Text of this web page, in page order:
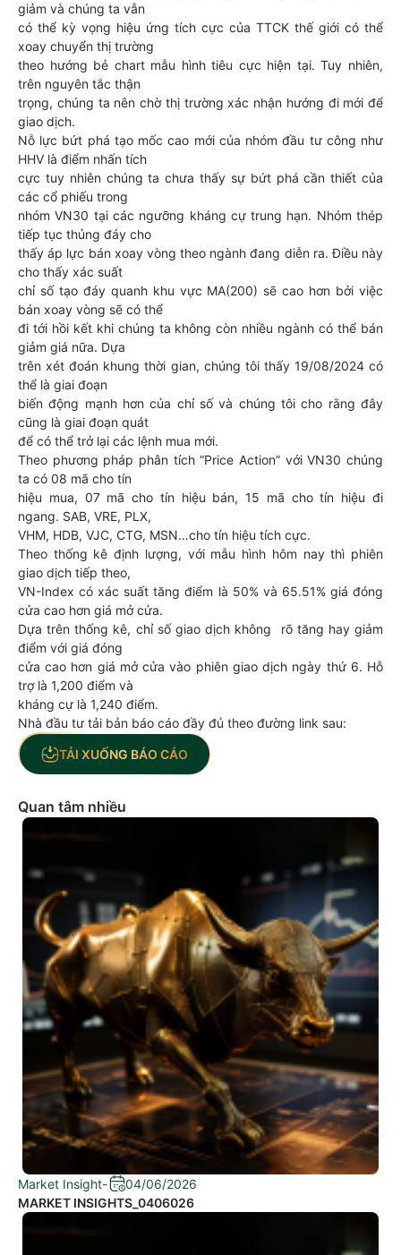
giảm và chúng ta vẫn
có thể kỳ vọng hiệu ứng tích cực của TTCK thế giới có thể
xoay chuyển thị trường
theo hướng bẻ chart mẫu hình tiêu cực hiện tại. Tuy nhiên,
trên nguyên tắc thận
trọng, chúng ta nên chờ thị trường xác nhận hướng đi mới để
giao dịch.
Nỗ lực bứt phá tạo mốc cao mới của nhóm đầu tư công như
HHV là điểm nhấn tích
cực tuy nhiên chúng ta chưa thấy sự bứt phá cần thiết của
các cổ phiếu trong
nhóm VN30 tại các ngưỡng kháng cự trung hạn. Nhóm thép
tiếp tục thủng đáy cho
thấy áp lực bán xoay vòng theo ngành đang diễn ra. Điều này
cho thấy xác suất
chỉ số tạo đáy quanh khu vực MA(200) sẽ cao hơn bởi việc
bán xoay vòng sẽ có thể
đi tới hồi kết khi chúng ta không còn nhiều ngành có thể bán
giảm giá nữa. Dựa
trên xét đoán khung thời gian, chúng tôi thấy 19/08/2024 có
thể là giai đoạn
biến động mạnh hơn của chỉ số và chúng tôi cho rằng đây
cũng là giai đoạn quát
để có thể trở lại các lệnh mua mới.
Theo phương pháp phân tích “Price Action” với VN30 chúng
ta có 08 mã cho tín
hiệu mua, 07 mã cho tín hiệu bán, 15 mã cho tín hiệu đi
ngang. SAB, VRE, PLX,
VHM, HDB, VJC, CTG, MSN…cho tín hiệu tích cực.
Theo thống kê định lượng, với mẫu hình hôm nay thì phiên
giao dịch tiếp theo,
VN-Index có xác suất tăng điểm là 50% và 65.51% giá đóng
cửa cao hơn giá mở cửa.
Dựa trên thống kê, chỉ số giao dịch không rõ tăng hay giảm
điểm với giá đóng
cửa cao hơn giá mở cửa vào phiên giao dịch ngày thứ 6. Hỗ
trợ là 1,200 điểm và
kháng cự là 1,240 điểm.
Nhà đầu tư tải bản báo cáo đầy đủ theo đường link sau:
TẢI XUỐNG BÁO CÁO
Quan tâm nhiều
Market Insight-
04/06/2026
MARKET INSIGHTS_0406026